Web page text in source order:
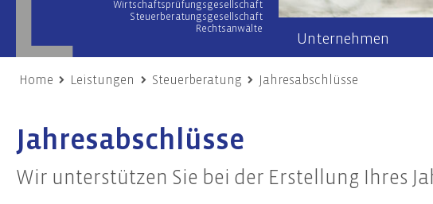
Wirtschaftsprüfungsgesellschaft
Steuerberatungsgesellschaft
Rechtsanwälte
Unternehmen
Netzwerk/
Engagement
Prüfung von Jahres- und Konzernabschlüssen
Unternehmensbewertung
Home Leistungen Steuerberatung Jahresabschlüsse
Jahresabschlüsse
Wir unterstützen Sie bei der Erstellung Ihres